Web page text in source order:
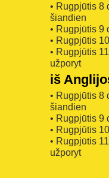
• Rugpjūtis 8
šiandien
• Rugpjūtis 9
• Rugpjūtis
• Rugpjūtis
užporyt
iš
• Rugpjūtis 8
šiandien
• Rugpjūtis 9
• Rugpjūtis
• Rugpjūtis
užporyt